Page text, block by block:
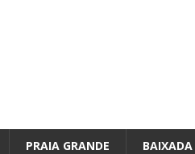
PRAIA GRANDE BAIXADA